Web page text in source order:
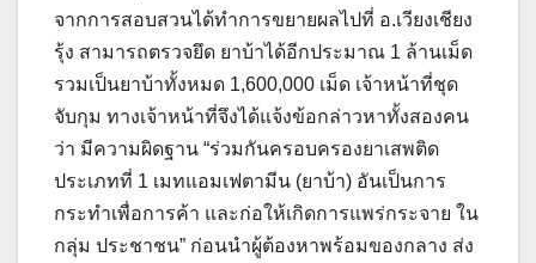
จากการสอบสวนได้ทำการขยายผลไปที่ อ.เวียงเชียง
รุ้ง สามารถตรวจยึด ยาบ้าได้อีกประมาณ 1 ล้านเม็ด
รวมเป็นยาบ้าทั้งหมด 1,600,000 เม็ด เจ้าหน้าที่ชุด
จับกุม ทางเจ้าหน้าที่จึงได้แจ้งข้อกล่าวหาทั้งสองคน
ว่า มีความผิดฐาน “ร่วมกันครอบครองยาเสพติด
ประเภทที่ 1 เมทแอมเฟตามีน (ยาบ้า) อันเป็นการ
กระทำเพื่อการค้า และก่อให้เกิดการแพร่กระจาย ใน
กลุ่ม ประชาชน” ก่อนนำผู้ต้องหาพร้อมของกลาง ส่ง